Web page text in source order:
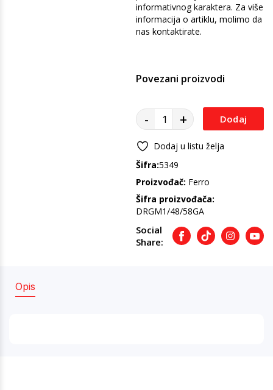
informativnog karaktera. Za više
informacija o artiklu, molimo da
nas kontaktirate.
Povezani proizvodi
- +
Dodaj
Dodaj u listu želja
Šifra:5349
Proizvođač: Ferro
Šifra proizvođača:
DRGM1/48/58GA
Social
Share:
FacebookTikTokInstagram
Opis